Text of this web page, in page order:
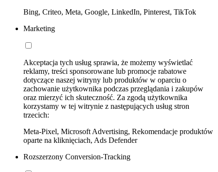
Bing, Criteo, Meta, Google, LinkedIn, Pinterest, TikTok
Marketing
Akceptacja tych usług sprawia, że możemy wyświetlać
reklamy, treści sponsorowane lub promocje rabatowe
dotyczące naszej witryny lub produktów w oparciu o
zachowanie użytkownika podczas przeglądania i zakupów
oraz mierzyć ich skuteczność. Za zgodą użytkownika
korzystamy w tej witrynie z następujących usług stron
trzecich:
Meta-Pixel, Microsoft Advertising, Rekomendacje produktów
oparte na kliknięciach, Ads Defender
Rozszerzony Conversion-Tracking